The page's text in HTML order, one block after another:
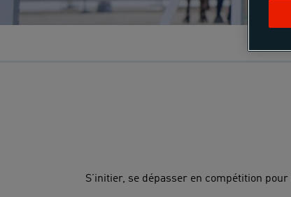
S’initier, se dépasser en compétition pour